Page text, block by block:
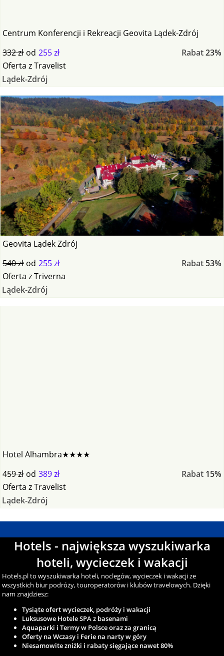
Centrum Konferencji i Rekreacji Geovita Lądek-Zdrój
332 zł od 255 zł Rabat23%
Oferta zTravelist
Lądek-Zdrój
Geovita Lądek Zdrój
540 zł od 255 zł Rabat 53%
Oferta zTriverna
Lądek-Zdrój
Hotel Alhambra★★★★
459 zł od 389 zł Rabat 15%
Oferta zTravelist
Lądek-Zdrój
Hotels - największa wyszukiwarka
hoteli, wycieczek i wakacji
Hotels.pl to wyszukiwarka hoteli, noclegów, wycieczek i wakacji ze
wszystkich biur podróży, touroperatorów i klubów travelowych. Dzięki
nam znajdziesz:
Tysiąte ofert wycieczek, podróży i wakacji
Luksusowe Hotele SPA z basenami
Aquaparki i Termy w Polsce oraz za granicą
Oferty na Wczasy i Ferie na narty w góry
Niesamowite zniżki i rabaty sięgające nawet 80%